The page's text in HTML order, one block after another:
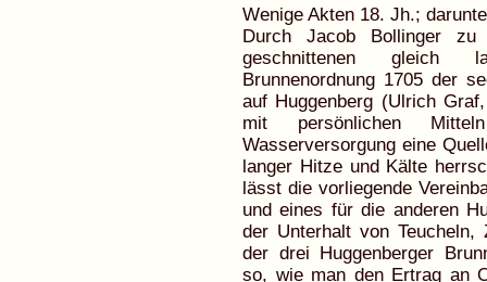
Wenige Akten 18. Jh.;
Durch Jacob Bollinger zu
geschnittenen gleich
Brunnenordnung 1705 der
auf Huggenberg (Ulrich
mit persönlichen
Wasserversorgung eine
langer Hitze und Kälte
lässt die vorliegende
und eines für die anderen
der Unterhalt von Teucheln,
der drei Huggenberger
so, wie man den Ertrag an